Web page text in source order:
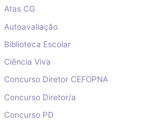
Atas CG
Autoavaliação
Biblioteca Escolar
Ciência Viva
Concurso Diretor CEFOPNA
Concurso Diretor/a
Concurso PD